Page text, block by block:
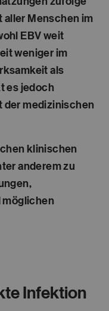
aller Menschen im
EBV weit
weniger im
als
es jedoch
der medizinischen
klinischen
anderem zu
möglichen
Infektion